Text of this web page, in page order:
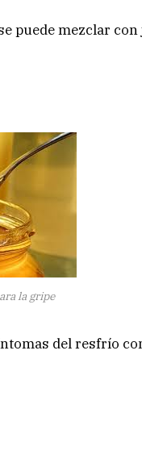
puede mezclar
la gripe
del resfrío